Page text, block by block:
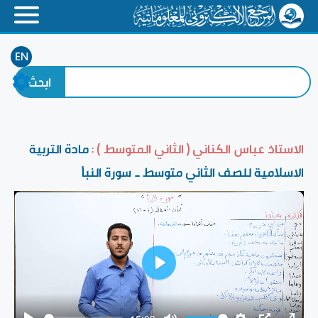
EN
الاستاذ عباس الكناني ( الثاني المتوسط ) :مادة التربية
الاسلامية للصف الثاني متوسط _ سورة النبأ
Play